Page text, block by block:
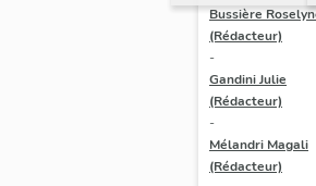
Bussière
(Rédacteur)
-
Gandini Julie
(Rédacteur)
-
Mélandri Magali
(Rédacteur)